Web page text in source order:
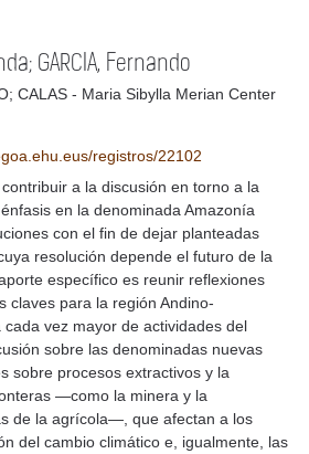
GARCIA, Fernando
CALAS - Maria Sibylla Merian Center
registros/22102
a la discusión en torno a la
en la denominada Amazonía
con el fin de dejar planteadas
resolución depende el futuro de la
específico es reunir reflexiones
claves para la región Andino-
vez mayor de actividades del
sobre las denominadas nuevas
sobre procesos extractivos y la
—como la minera y la
de la agrícola—, que afectan a los
del cambio climático e, igualmente, las